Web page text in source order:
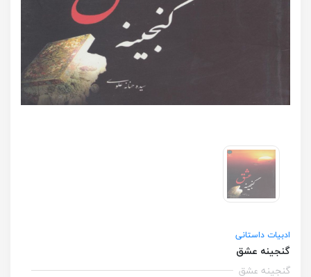
ادبیات داستانی
گنجینه عشق
گنجینه عشق